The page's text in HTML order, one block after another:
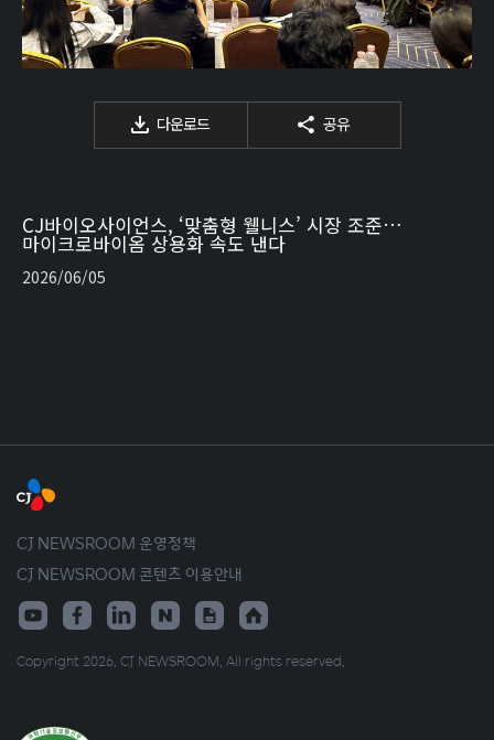
다운로드 공유
CJ바이오사이언스, ‘맞춤형 웰니스’ 시장 조준…
마이크로바이옴 상용화 속도 낸다
2026/06/05
CJ NEWSROOM 운영정책
CJ NEWSROOM 콘텐츠 이용안내
Copyright 2026. CJ NEWSROOM. All rights reserved.